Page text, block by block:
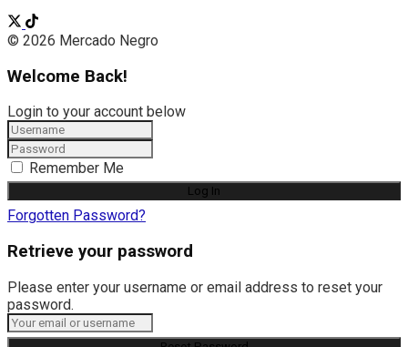
© 2026 Mercado Negro
Welcome Back!
Login to your account below
Remember Me
Forgotten Password?
Retrieve your password
Please enter your username or email address to reset your
password.